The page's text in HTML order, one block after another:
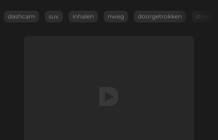
dashcam suv inhalen nweg doorgetrokken streep